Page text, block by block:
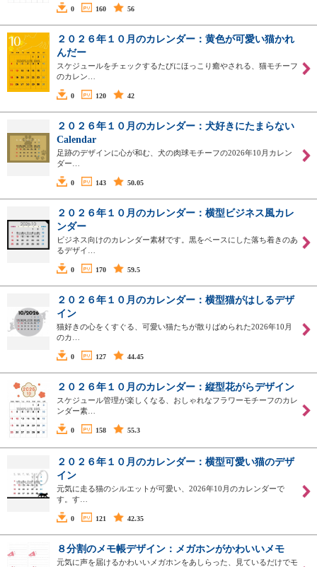
0 160 56
２０２６年１０月のカレンダー：黄色が可愛い猫かれ
んだー
スケジュールをチェックするたびにほっこり癒やされる、猫モチーフ
のカレン…
0 120 42
２０２６年１０月のカレンダー：犬好きにたまらない
Calendar
足跡のデザインに心が和む、犬の肉球モチーフの2026年10月カレン
ダー…
0 143 50.05
２０２６年１０月のカレンダー：横型ビジネス風カレ
ンダー
ビジネス向けのカレンダー素材です。黒をベースにした落ち着きのあ
るデザイ…
0 170 59.5
２０２６年１０月のカレンダー：横型猫がはしるデザ
イン
猫好きの心をくすぐる、可愛い猫たちが散りばめられた2026年10月
のカ…
0 127 44.45
２０２６年１０月のカレンダー：縦型花がらデザイン
スケジュール管理が楽しくなる、おしゃれなフラワーモチーフのカレ
ンダー素…
0 158 55.3
２０２６年１０月のカレンダー：横型可愛い猫のデザ
イン
元気に走る猫のシルエットが可愛い、2026年10月のカレンダーで
す。す…
0 121 42.35
８分割のメモ帳デザイン：メガホンがかわいいメモ
元気に声を届けるかわいいメガホンをあしらった、見ているだけでモ